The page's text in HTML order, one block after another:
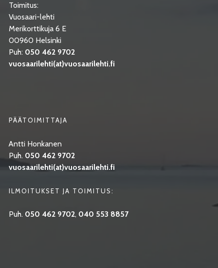
Toimitus:
Vuosaari-lehti
Merikorttikuja 6 E
00960 Helsinki
Puh: 050 462 9702
vuosaarilehti(at)vuosaarilehti.fi
PÄÄTOIMITTAJA
Antti Honkanen
Puh. 050 462 9702
vuosaarilehti(at)vuosaarilehti.fi
ILMOITUKSET JA TOIMITUS:
Puh. 050 462 9702, 040 553 8857